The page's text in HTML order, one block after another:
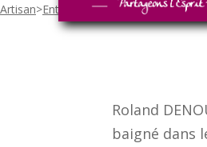
Artisan>Entreprise>L’artisan
Roland
baigné dans